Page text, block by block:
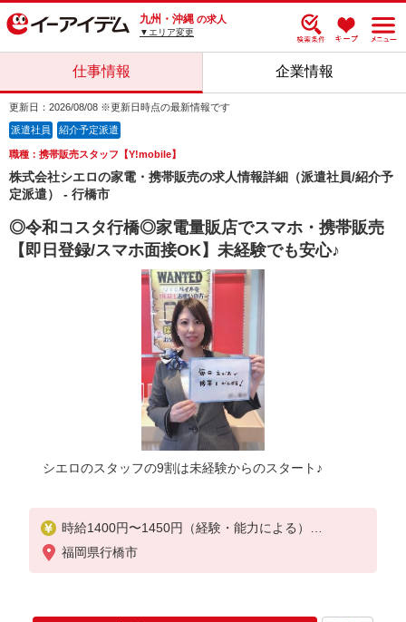
九州・沖縄 の求人
▼エリア変更
仕事情報 企業情報
更新日：2026/08/08 ※更新日時点の最新情報です
派遣社員 紹介予定派遣
職種：携帯販売スタッフ【Y!mobile】
株式会社シエロの家電・携帯販売の求人情報詳細（派遣社員/紹介予
定派遣） - 行橋市
◎令和コスタ行橋◎家電量販店でスマホ・携帯販売
【即日登録/スマホ面接OK】未経験でも安心♪
シエロのスタッフの9割は未経験からのスタート♪
時給1400円〜1450円（経験・能力による）
※残業代支給
★交通費別途支給（規定あり）
入社祝い金10万円支給(規定有)
福岡県行橋市